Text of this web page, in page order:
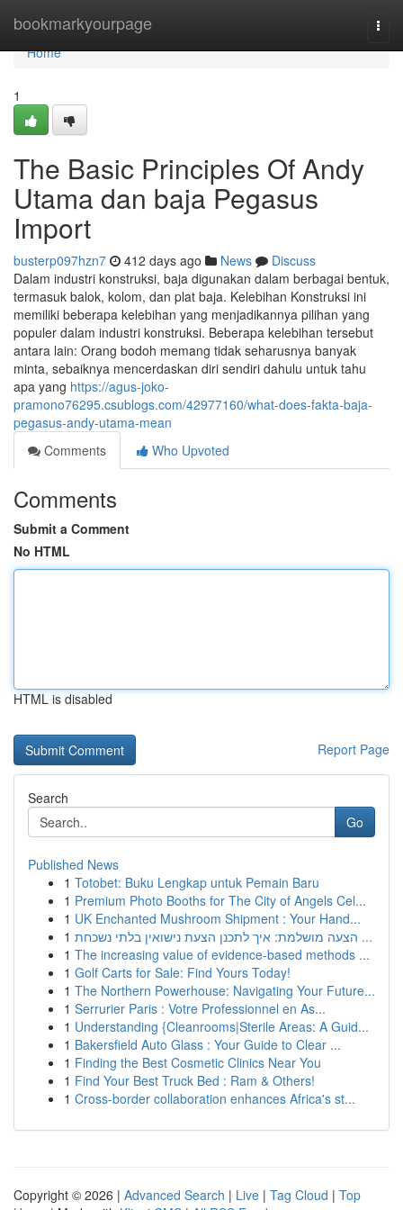
bookmarkyourpage
Home
Home
1
The Basic Principles Of Andy
Utama dan baja Pegasus
Import
busterp097hzn7 412 days ago News
Discuss
Dalam industri konstruksi, baja digunakan dalam berbagai bentuk,
termasuk balok, kolom, dan plat baja. Kelebihan Konstruksi ini
memiliki beberapa kelebihan yang menjadikannya pilihan yang
populer dalam industri konstruksi. Beberapa kelebihan tersebut
antara lain: Orang bodoh memang tidak seharusnya banyak
minta, sebaiknya mencerdaskan diri sendiri dahulu untuk tahu
apa yang https://agus-joko-
pramono76295.csublogs.com/42977160/what-does-fakta-baja-
pegasus-andy-utama-mean
Comments
Who Upvoted
Comments
Submit a Comment
No HTML
HTML is disabled
Report Page
Search
Go
Published News
1 Totobet: Buku Lengkap untuk Pemain Baru
1 Premium Photo Booths for The City of Angels Cel...
1 UK Enchanted Mushroom Shipment : Your Hand...
1
הצעה מושלמת: איך לתכנן הצעת נישואין בלתי נשכחת ...
1 The increasing value of evidence-based methods ...
1 Golf Carts for Sale: Find Yours Today!
1 The Northern Powerhouse: Navigating Your Future...
1 Serrurier Paris : Votre Professionnel en As...
1 Understanding {Cleanrooms|Sterile Areas: A Guid...
1 Bakersfield Auto Glass : Your Guide to Clear ...
1 Finding the Best Cosmetic Clinics Near You
1 Find Your Best Truck Bed : Ram & Others!
1 Cross-border collaboration enhances Africa's st...
Copyright © 2026 | Advanced Search | Live | Tag Cloud | Top